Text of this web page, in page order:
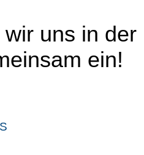
uns in der
ein!